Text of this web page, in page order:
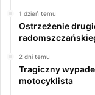
1 dzień temu
Ostrzeżenie
2 dni temu
Tragiczny
motocyklista